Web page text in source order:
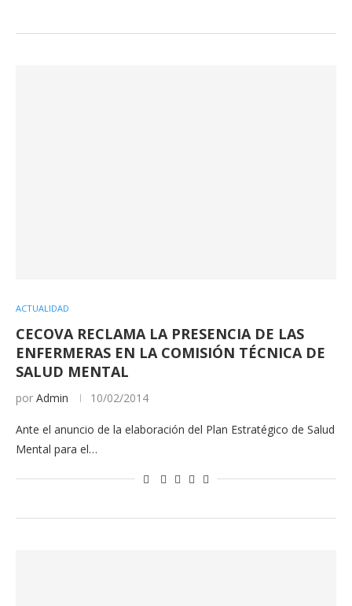
ACTUALIDAD
CECOVA RECLAMA LA PRESENCIA DE LAS
ENFERMERAS EN LA COMISIÓN TÉCNICA DE
SALUD MENTAL
por Admin 10/02/2014
Ante el anuncio de la elaboración del Plan Estratégico de Salud
Mental para el…